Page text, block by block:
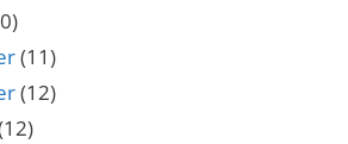
(11)
(12)